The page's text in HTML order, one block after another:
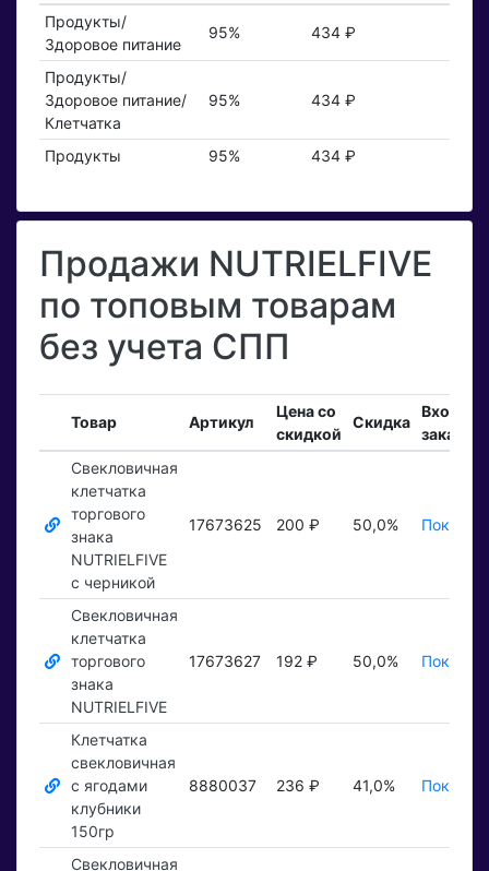
Продукты/
Здоровое питание
95% 434 ₽
Продукты/
Здоровое питание/
Клетчатка
95% 434 ₽
Продукты 95% 434 ₽
Продажи NUTRIELFIVE
по топовым товарам
без учета СПП
Товар Артикул
Цена со
скидкой
Скидка
заказы
Свекловичная
клетчатка
торгового
знака
NUTRIELFIVE
c черникой
17673625 200 ₽ 50,0%
Свекловичная
клетчатка
торгового
знака
NUTRIELFIVE
17673627 192 ₽ 50,0%
Клетчатка
свекловичная
с ягодами
клубники
150гр
8880037 236 ₽ 41,0%
Свекловичная